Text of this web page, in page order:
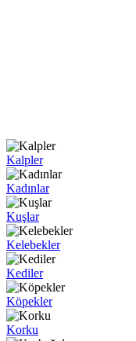
Kalpler
Kadınlar
Kuşlar
Kelebekler
Kediler
Köpekler
Korku